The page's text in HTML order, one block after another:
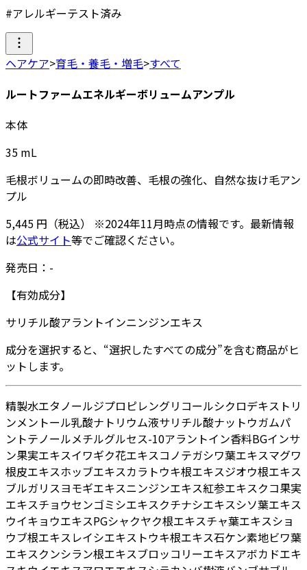
#アレルギーテスト済み
ヘアケア>育毛・養毛・増毛>すべて
ルートファームエネルギーボリュームアンプル
本体
35 mL
毛根ボリュームの即時改善、毛根の強化、自然な抜け毛アン
プル
5,445 円 （税込） ※2024年11月時点の情報です。最新情報
は公式サイト等でご確認ください。
発売日： -
【有効成分】
サリチル酸アラントインニンジンエキス
成分を選択すると、“選択したすべての成分”を含む商品がヒ
ットします。
精製水エタノールジプロピレングリコールシクロデキストリ
ンメントール乳酸ナトリウム液サリチル酸ナットウガムパ
ントテノールメチルグルセス-10アラントイン香料BGインサ
ン果実エキスイワギク花エキスコノテガシワ葉エキスマグワ
根皮エキスホッブエキスカラトウキ根エキスジオウ根エキス
ブルガリスヨモギエキスニンジンエキス紅参エキスクコ果実
エキスチョウセンゴミシエキスクチナシエキスシソ葉エキス
ウイキョウエキスPGシャクヤク根エキスチャ葉エキスショ
ウブ根エキスレイシエキス トウキ根エキス石ケン素地ビワ葉
エキスクンシラン根エキスブロッコリーエキスアボカドエキ